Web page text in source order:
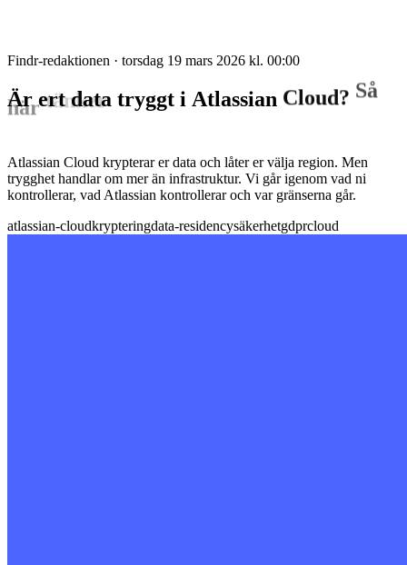
Findr-redaktionen · torsdag 19 mars 2026 kl. 00:00
Är ert data tryggt i Atlassian Cloud? Så
här tänker
Atlassian Cloud krypterar er data och låter er välja region. Men
trygghet handlar om mer än infrastruktur. Vi går igenom vad ni
kontrollerar, vad Atlassian kontrollerar och var gränserna går.
atlassian-cloudkrypteringdata-residencysäkerhetgdprcloud